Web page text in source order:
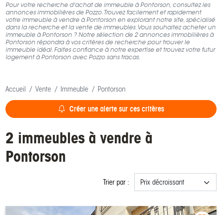
Pour votre recherche d'achat de immeuble à Pontorson, consultez les
annonces immobilières de Pozzo. Trouvez facilement et rapidement
votre immeuble à vendre à Pontorson en explorant notre site, spécialisé
dans la recherche et la vente de immeubles. Vous souhaitez acheter un
immeuble à Pontorson ? Notre sélection de 2 annonces immobilières à
Pontorson répondra à vos critères de recherche pour trouver le
immeuble idéal. Faites confiance à notre expertise et trouvez votre futur
logement à Pontorson avec Pozzo sans tracas.
Accueil Vente Immeuble Pontorson
Créer une alerte sur ces critères
2 immeubles à vendre à
Pontorson
Trier par :